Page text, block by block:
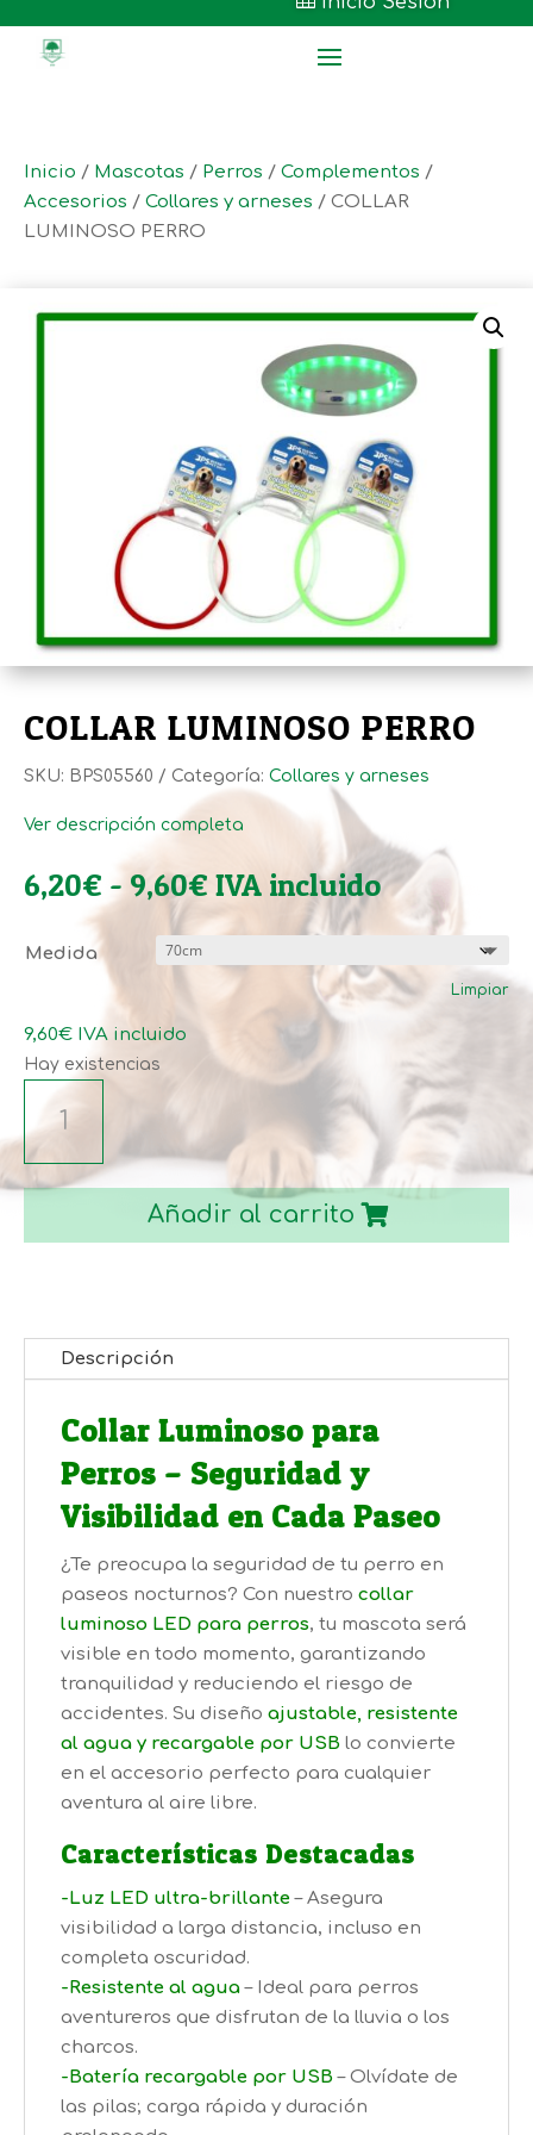
Inicio / Mascotas / Perros / Complementos /
Accesorios / Collares y arneses / COLLAR
LUMINOSO PERRO
COLLAR LUMINOSO PERRO
SKU: BPS05560 Categoría: Collares y arneses
Ver descripción completa
6,20€ - 9,60€ Rango
de
precios:
desde
6,20€
9,60€
IVA incluido
Medida
Limpiar
9,60€ IVA incluido
Hay existencias
PERRO
cantidad
Añadir al carrito
Descripción
Collar Luminoso para
Perros – Seguridad y
Visibilidad en Cada Paseo
¿Te preocupa la seguridad de tu perro en
paseos nocturnos? Con nuestro collar
luminoso LED para perros, tu mascota será
visible en todo momento, garantizando
tranquilidad y reduciendo el riesgo de
accidentes. Su diseño ajustable, resistente
al agua y recargable por USB lo convierte
en el accesorio perfecto para cualquier
aventura al aire libre.
Características Destacadas
-Luz LED ultra-brillante – Asegura
visibilidad a larga distancia, incluso en
completa oscuridad.
-Resistente al agua– Ideal para perros
aventureros que disfrutan de la lluvia o los
charcos.
-Batería recargable por USB– Olvídate de
las pilas; carga rápida y duración